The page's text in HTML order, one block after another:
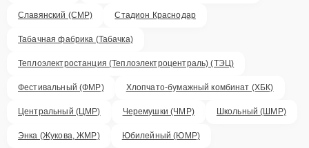
Славянский (СМР) Стадион Краснодар
Табачная фабрика (Табачка)
Теплоэлектростанция (Теплоэлектроцентраль) (ТЭЦ)
Фестивальный (ФМР) Хлопчато-бумажный комбинат (ХБК)
Центральный (ЦМР) Черемушки (ЧМР) Школьный (ШМР)
Энка (Жукова, ЖМР) Юбилейный (ЮМР)